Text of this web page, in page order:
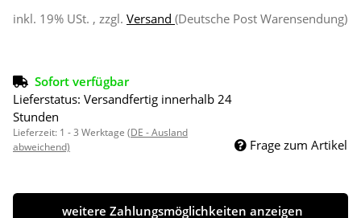
inkl. 19% USt. , zzgl. Versand (Deutsche Post Warensendung)
Sofort verfügbar
Lieferstatus: Versandfertig innerhalb 24
Stunden
Lieferzeit: 1 - 3 Werktage (DE - Ausland
abweichend)
Frage zum Artikel
weitere Zahlungsmöglichkeiten anzeigen